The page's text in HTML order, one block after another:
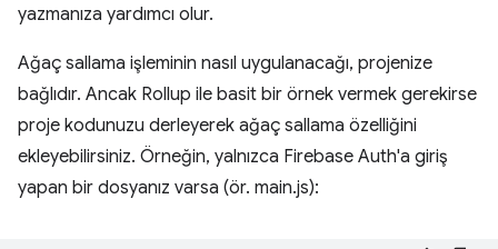
yazmanıza yardımcı olur.
Ağaç sallama işleminin nasıl uygulanacağı, projenize
bağlıdır. Ancak Rollup ile basit bir örnek vermek gerekirse
proje kodunuzu derleyerek ağaç sallama özelliğini
ekleyebilirsiniz. Örneğin, yalnızca Firebase Auth'a giriş
yapan bir dosyanız varsa (ör. main.js):